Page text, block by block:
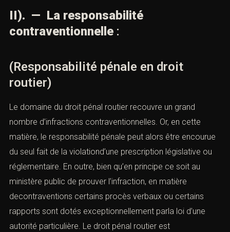
II). — La responsabilité
contraventionnelle :
(Responsabilité pénale en droit
routier)
Le domaine du droit pénal routier recouvre un grand
nombre d’infractions contraventionnelles. Or, en cette
matière, le responsabilité pénale peut alors être encourue
du seul fait de la violationd’une prescription législative ou
réglementaire. En outre, bien qu’en principe ce soit au
ministère public de prouver l’infraction, en matière
decontraventions certains procès verbaux ou certains
rapports sont dotés exceptionnellement parla loi d’une
autorité particulière. Le droit pénal routier est